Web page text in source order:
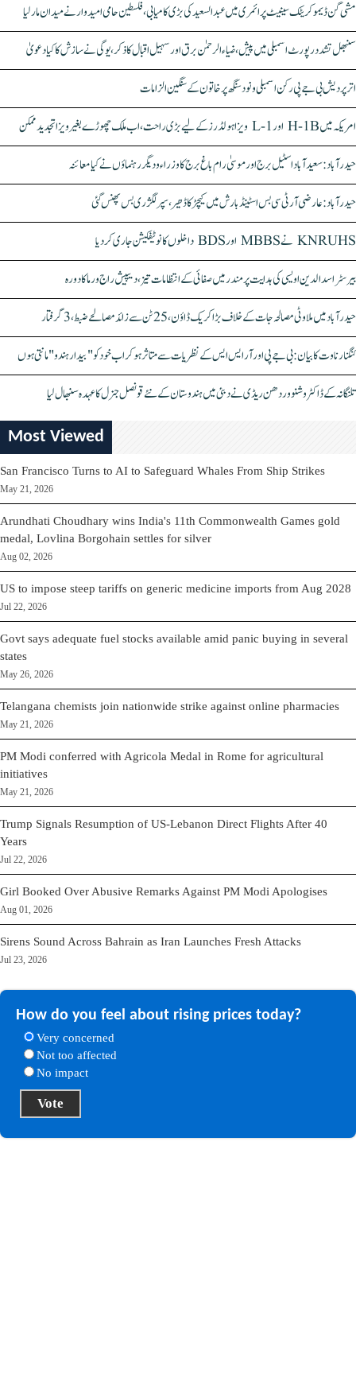
مشی گن ڈیموکریٹک سینیٹ پرائمری میں عبدالسعید کی بڑی کامیابی، فلسطین حامی امیدوار نے میدان مار لیا
سنبھل تشدد رپورٹ اسمبلی میں پیش، ضیاء الرحمٰن برق اور سہیل اقبال کا ذکر، یوگی نے سازش کا کیا دعویٰ
اتر پردیش بی جے پی رکن اسمبلی ونود سنگھ پر خاتون کے سنگین الزامات
امریکہ میں H-1B اور L-1 ویزا ہولڈرز کے لیے بڑی راحت، اب ملک چھوڑے بغیر ویزا تجدید ممکن
حیدرآباد: سعیدآباد اسٹیل برج اور موسیٰ رام باغ برج کا وزراء و دیگر رہنماؤں نے کیا معائنہ
حیدرآباد: عارضی آر ٹی سی بس اسٹینڈ بارش میں کیچڑ کا ڈھیر، سپر لگژری بس پھنس گئی
KNRUHS نے MBBS اور BDS داخلوں کا نوٹیفکیشن جاری کر دیا
بیرسٹر اسدالدین اویسی کی ہدایت پر مندر میں صفائی کے انتظامات تیز، دیپیش راج ورما کا دورہ
حیدرآباد میں ملاوٹی مصالحہ جات کے خلاف بڑا کریک ڈاؤن، 25 ٹن سے زائد مصالحے ضبط، 3 گرفتار
کنگنا رناوت کا بیان: بی جے پی اور آر ایس ایس کے نظریات سے متاثر ہو کر اب خود کو "بیدار ہندو" مانتی ہوں
تلنگانہ کے ڈاکٹر وشنو وردھن ریڈی نے دبئی میں ہندوستان کے نئے قونصل جنرل کا عہدہ سنبھال لیا
Most Viewed
San Francisco Turns to AI to Safeguard Whales From Ship Strikes
May 21, 2026
Arundhati Choudhary wins India's 11th Commonwealth Games gold
medal, Lovlina Borgohain settles for silver
Aug 02, 2026
US to impose steep tariffs on generic medicine imports from Aug 2028
Jul 22, 2026
Govt says adequate fuel stocks available amid panic buying in several
states
May 26, 2026
Telangana chemists join nationwide strike against online pharmacies
May 21, 2026
PM Modi conferred with Agricola Medal in Rome for agricultural
initiatives
May 21, 2026
Trump Signals Resumption of US-Lebanon Direct Flights After 40
Years
Jul 22, 2026
Girl Booked Over Abusive Remarks Against PM Modi Apologises
Aug 01, 2026
Sirens Sound Across Bahrain as Iran Launches Fresh Attacks
Jul 23, 2026
How do you feel about rising prices today?
Very concerned
Not too affected
No impact